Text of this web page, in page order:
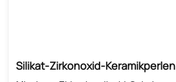
Silikat-Zirkonoxid-Keramikperlen